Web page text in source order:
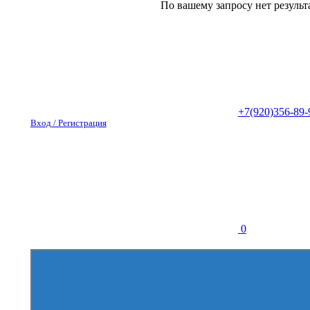
По вашему запросу нет
+7(920)356-89-
Вход / Регистрация
0